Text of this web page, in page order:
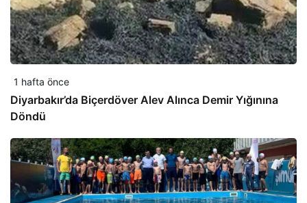
1 hafta önce
Diyarbakır’da Biçerdöver Alev Alınca Demir Yığınına
Döndü